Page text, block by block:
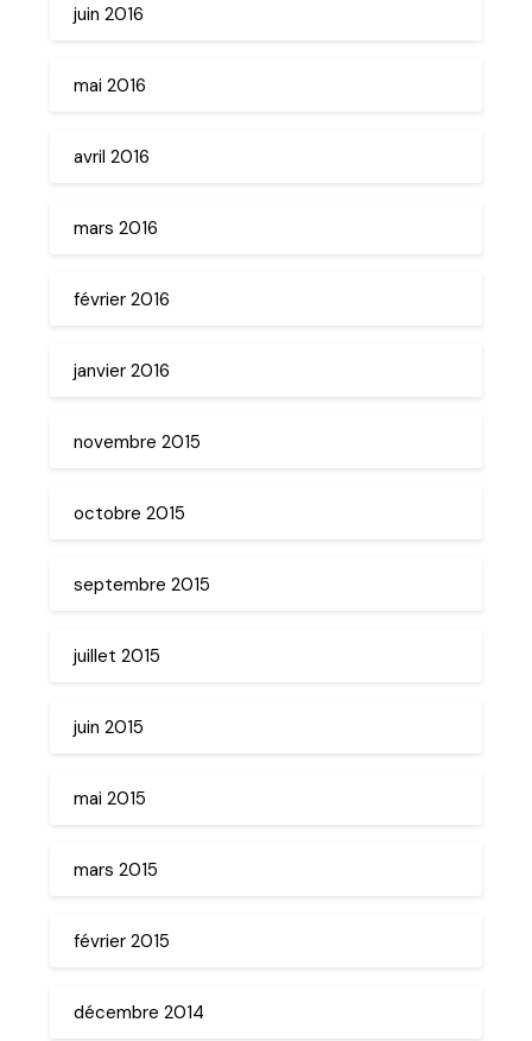
juin 2016
mai 2016
avril 2016
mars 2016
février 2016
janvier 2016
novembre 2015
octobre 2015
septembre 2015
juillet 2015
juin 2015
mai 2015
mars 2015
février 2015
décembre 2014